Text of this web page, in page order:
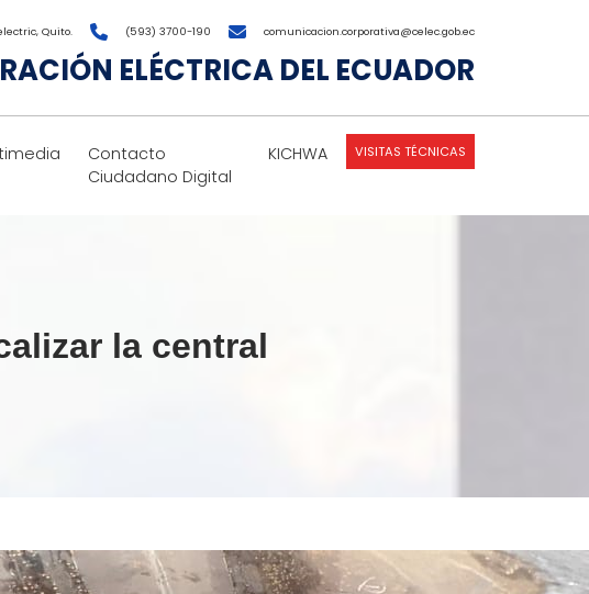
Quito. (593) 3700-190 comunicacion.corporativa@celec.gob.ec
ELÉCTRICA DEL ECUADOR
Contacto
Ciudadano Digital
KICHWA VISITAS TÉCNICAS
la central